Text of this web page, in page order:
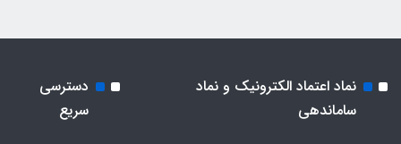
نماد اعتماد الکترونیک و نماد
ساماندهی
دسترسی
سریع